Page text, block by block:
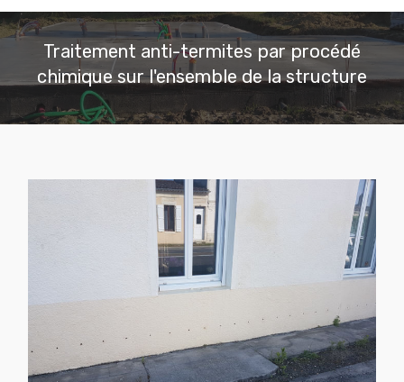
Traitement anti-termites par procédé
chimique sur l'ensemble de la structure